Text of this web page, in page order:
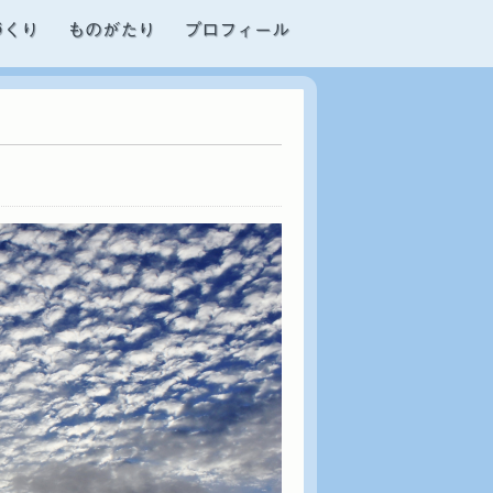
り ものがたり プロフィール